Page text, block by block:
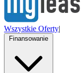
Wszystkie Oferty|